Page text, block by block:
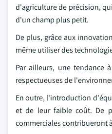
d'agriculture de précision,
d'un champ plus petit.
De plus, grâce aux
même utiliser des
Par ailleurs, une tendance
respectueuses de
En outre, l'introduction
et de leur faible coût. De
commerciales contribueront